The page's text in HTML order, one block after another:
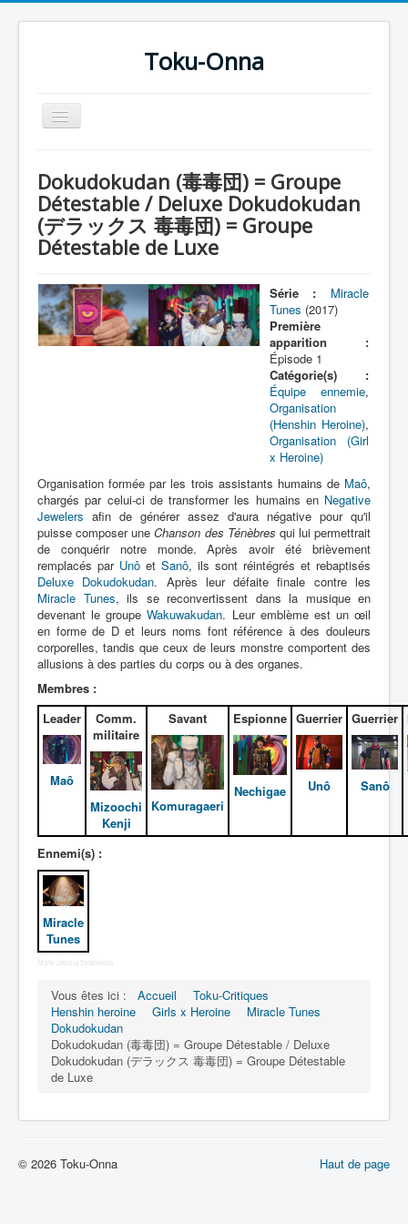
Toku-Onna
Basculer
la
Toku-Actrices
Toku-Critiques
Séries
Films
COSAA
Dessins
Idol senshi Miracle Tunes ! (アイ
ドル 戦士 ミラクル ちゅーんず !) =
Idoles guerrières Miracle Tunes !
Série
Personnages
Véhicules
Objets
Lieux
Épisodes
Chronologie
Références
Miracle Tunes
Entourage
Autre
Déguisements
[]
Généralités
Membres
Negative Jewelers
Dokudokudan (毒毒団) = Groupe
Détestable / Deluxe Dokudokudan
(デラックス 毒毒団) = Groupe
Détestable de Luxe
Série :
Miracle
Tunes (2017)
Première
apparition :
Épisode 1
Catégorie(s) :
Équipe ennemie,
Organisation
(Henshin Heroine),
Organisation (Girl
x Heroine)
Organisation formée par les trois assistants humains de Maô,
chargés par celui-ci de transformer les humains en Negative
Jewelers afin de générer assez d'aura négative pour qu'il
puisse composer uneChanson des Ténèbres qui lui permettrait
de conquérir notre monde. Après avoir été brièvement
remplacés par Unô et Sanô, ils sont réintégrés et rebaptisés
Deluxe Dokudokudan. Après leur défaite finale contre les
Miracle Tunes, ils se reconvertissent dans la musique en
devenant le groupeWakuwakudan. Leur emblème est un œil
en forme de D et leurs noms font référence à des douleurs
corporelles, tandis que ceux de leurs monstre comportent des
allusions à des parties du corps ou à des organes.
Membres :
Leader
Maô
Comm.
militaire
Mizoochi
Kenji
Savant
Komuragaeri
Espionne
Nechigae
Guerrier
Unô
Guerrier
Sanô
Ennemi(s) :
Miracle
Tunes
More Joomla Extensions
Vous êtes ici : Accueil
Toku-Critiques
Henshin heroine
Girls x Heroine
Miracle Tunes
Dokudokudan
Dokudokudan (毒毒団) = Groupe Détestable / Deluxe
Dokudokudan (デラックス 毒毒団) = Groupe Détestable
de Luxe
Haut de page
© 2026 Toku-Onna